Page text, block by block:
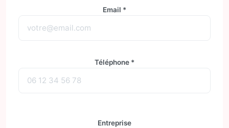
Email *
Téléphone *
Entreprise